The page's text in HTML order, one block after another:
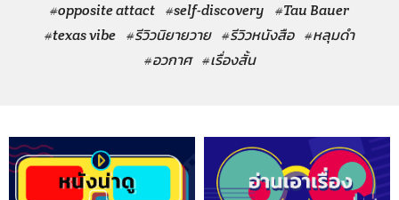
#opposite attact #self-discovery
#Tau Bauer
#texas vibe #รีวิวนิยายวาย #รีวิวหนังสือ #หลุมดำ
#อวกาศ #เรื่องสั้น